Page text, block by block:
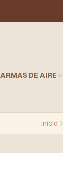
ARMAS DE AIRE
Inicio